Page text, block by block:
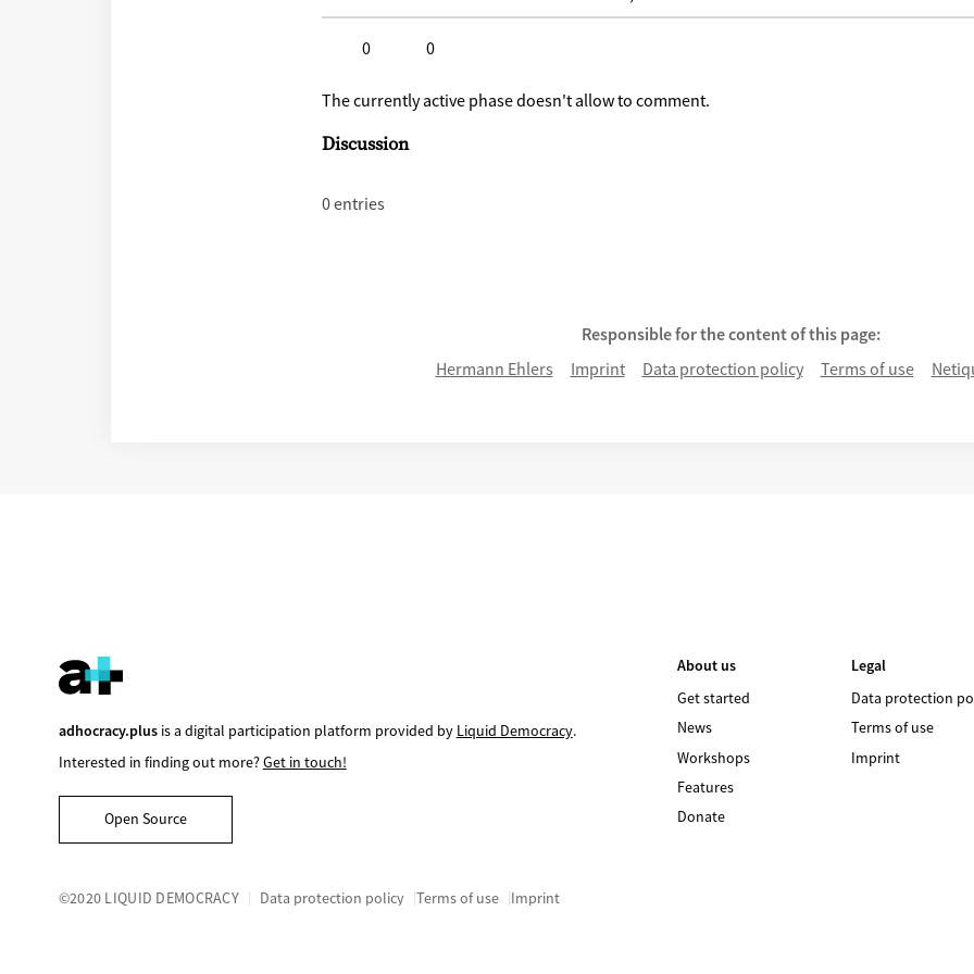
0
0
The currently active phase doesn't allow to comment.
Discussion
0 entries
Responsible for the content of this page:
Hermann Ehlers
Imprint Data protection policy Terms of use
adhocracy.plusis a digital participation platform provided by Liquid Democracy.
Interested in finding out more?Get in touch!
Open Source
About us
Get started
News
Workshops
Features
Donate
Legal
Data protection
Terms of use
Imprint
©2020 LIQUID DEMOCRACY Data protection policy Terms of use Imprint